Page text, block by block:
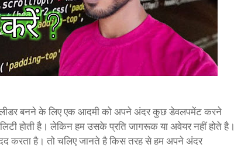
लीडर बनने के लिए एक आदमी को अपने अंदर कुछ डेवलपमेंट करने
होती है। लेकिन हम उसके प्रति जागरूक या अवेयर नहीं होते है।
करता है। तो चलिए जानते है किस तरह से हम अपने अंदर